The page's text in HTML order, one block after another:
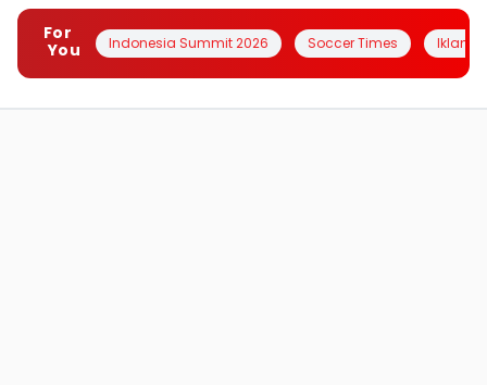
For
You
Indonesia Summit 2026 Soccer Times Iklanin